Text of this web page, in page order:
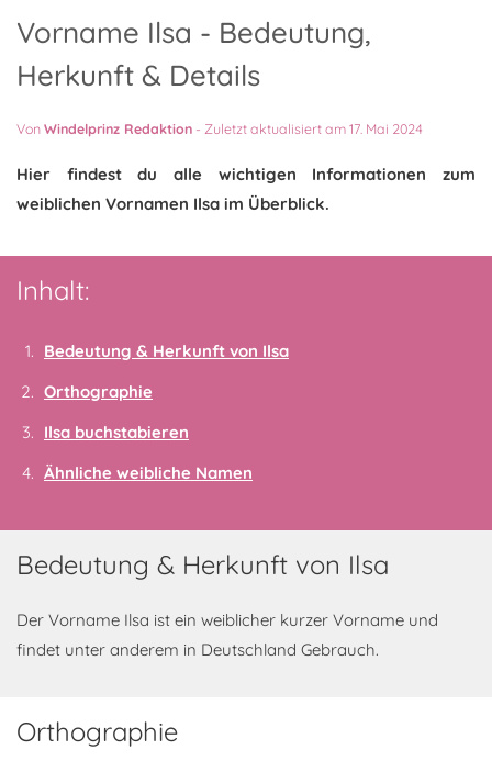
Vorname Ilsa - Bedeutung,
Herkunft & Details
VonWindelprinz Redaktion - Zuletzt aktualisiert am 17. Mai 2024
Hier findest du alle wichtigen Informationen zum
weiblichen Vornamen Ilsa im Überblick.
Inhalt:
Bedeutung & Herkunft von Ilsa
Orthographie
Ilsa buchstabieren
Ähnliche weibliche Namen
Bedeutung & Herkunft von Ilsa
Der Vorname Ilsa ist ein weiblicher kurzer Vorname und
findet unter anderem in Deutschland Gebrauch.
Orthographie